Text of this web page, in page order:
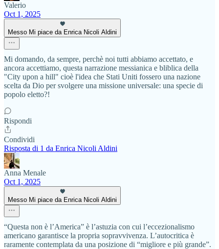
Valerio
Oct 1, 2025
Messo Mi piace da Enrica Nicoli Aldini
Mi domando, da sempre, perchè noi tutti abbiamo accettato, e
ancora accettiamo, questa narrazione messianica e bliblica della
"City upon a hill" cioè l'idea che Stati Uniti fossero una nazione
scelta da Dio per svolgere una missione universale: una specie di
popolo eletto?!
Rispondi
Condividi
Risposta di 1 da Enrica Nicoli Aldini
Anna Menale
Oct 1, 2025
Messo Mi piace da Enrica Nicoli Aldini
“Questa non è l’America” è l’astuzia con cui l’eccezionalismo
americano garantisce la propria sopravvivenza. L’autocritica è
raramente contemplata da una posizione di “migliore e più grande”.